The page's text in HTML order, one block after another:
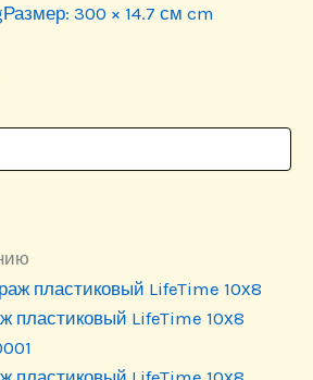
Размер: 300 × 14.7 см cm
пластиковый LifeTime 10х8